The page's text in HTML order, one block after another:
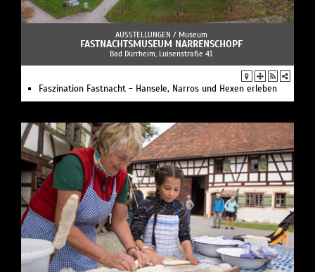
AUSSTELLUNGEN / Museum
FASTNACHTSMUSEUM NARRENSCHOPF
Bad Dürrheim, Luisenstraße 41
Faszination Fastnacht - Hansele, Narros und Hexen erleben